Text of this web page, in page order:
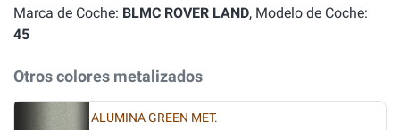
Marca de Coche: BLMC ROVER LAND, Modelo de Coche:
45
Otros colores metalizados
ALUMINA GREEN MET.